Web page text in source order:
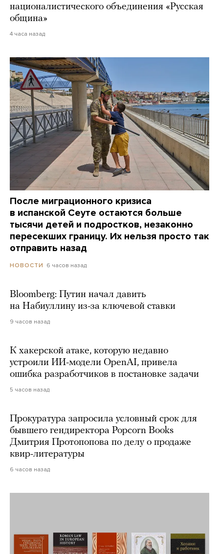
националистического объединения «Русская
община»
4 часа назад
После миграционного кризиса
в испанской Сеуте остаются больше
тысячи детей и подростков, незаконно
пересекших границу. Их нельзя просто так
отправить назад
НОВОСТИ 6 часов назад
Bloomberg: Путин начал давить
на Набиуллину из-за ключевой ставки
9 часов назад
К хакерской атаке, которую недавно
устроили ИИ-модели OpenAI, привела
ошибка разработчиков в постановке задачи
5 часов назад
Прокуратура запросила условный срок для
бывшего гендиректора Popcorn Books
Дмитрия Протопопова по делу о продаже
квир-литературы
6 часов назад